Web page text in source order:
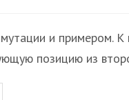
и примером.
позицию из